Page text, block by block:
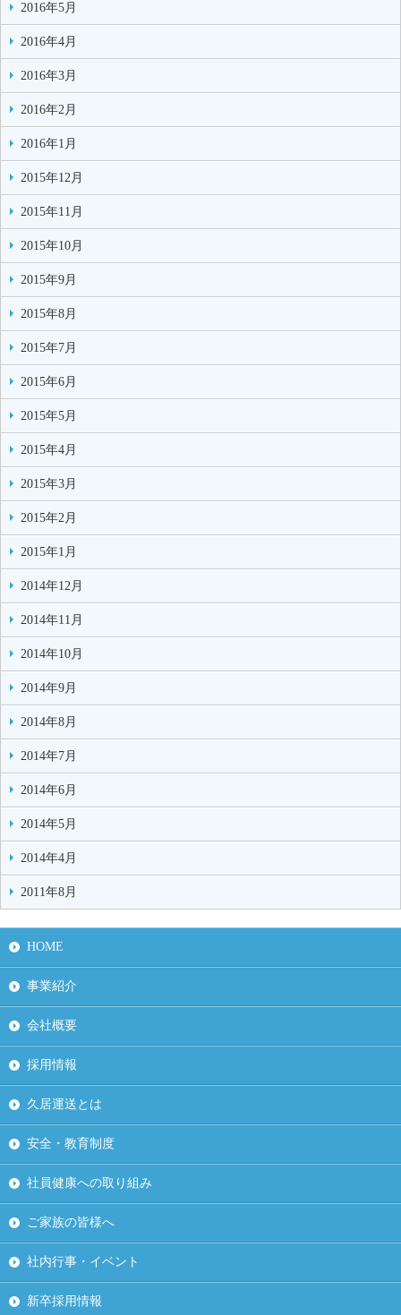
2016年5月
2016年4月
2016年3月
2016年2月
2016年1月
2015年12月
2015年11月
2015年10月
2015年9月
2015年8月
2015年7月
2015年6月
2015年5月
2015年4月
2015年3月
2015年2月
2015年1月
2014年12月
2014年11月
2014年10月
2014年9月
2014年8月
2014年7月
2014年6月
2014年5月
2014年4月
2011年8月
HOME
事業紹介
会社概要
採用情報
久居運送とは
安全・教育制度
社員健康への取り組み
ご家族の皆様へ
社内行事・イベント
新卒採用情報